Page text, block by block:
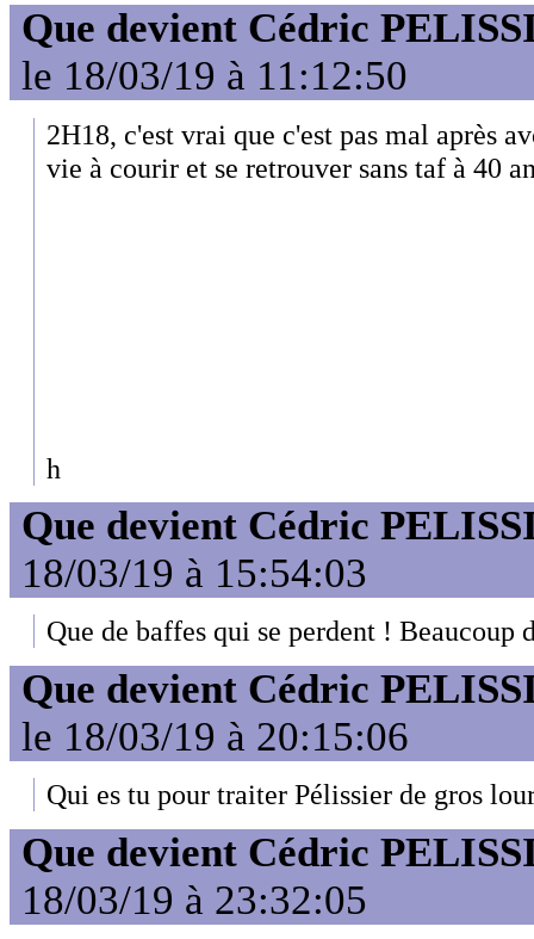
Que devient Cédric
le 18/03/19 à 11:12:50
2H18, c'est vrai que c'est pas mal après
vie à courir et se retrouver sans taf à 40
h
Que devient Cédric
18/03/19 à 15:54:03
Que de baffes qui se perdent ! Beaucoup
Que devient Cédric
le 18/03/19 à 20:15:06
Qui es tu pour traiter Pélissier de gros
Que devient Cédric
18/03/19 à 23:32:05